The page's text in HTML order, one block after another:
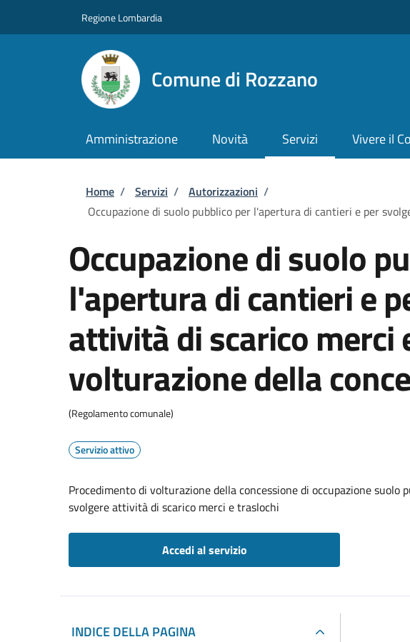
Regione Lombardia
Comune di Rozzano
Amministrazione Novità Servizi Vivere il
Briciole di pane
Home / Servizi / Autorizzazioni /
Occupazione di suolo pubblico per l'apertura di cantieri e per
Occupazione di suolo
l'apertura di cantieri e
attività di scarico merci
volturazione della
(Regolamento comunale)
Servizio attivo
Procedimento di volturazione della concessione di occupazione
svolgere attività di scarico merci e traslochi
Accedi al servizio
INDICE DELLA PAGINA